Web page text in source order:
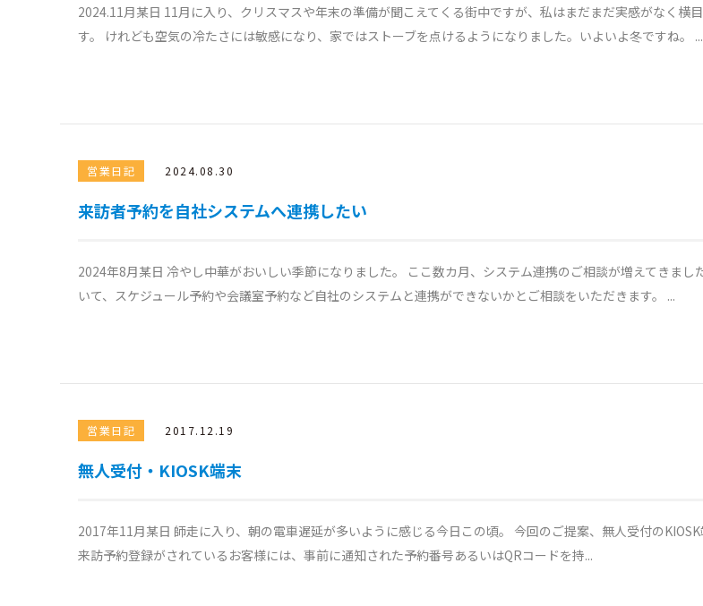
2024.11月某日 11月に入り、クリスマスや年末の準備が聞こえてくる街中ですが、私はまだまだ実感がなく横
す。 けれども空気の冷たさには敏感になり、家ではストーブを点けるようになりました。いよいよ冬ですね。 ...
営業日記 2024.08.30
来訪者予約を自社システムへ連携したい
2024年8月某日 冷やし中華がおいしい季節になりました。 ここ数カ月、システム連携のご相談が増えてきまし
いて、スケジュール予約や会議室予約など自社のシステムと連携ができないかとご相談をいただきます。 ...
営業日記 2017.12.19
無人受付・KIOSK端末
2017年11月某日 師走に入り、朝の電車遅延が多いように感じる今日この頃。 今回のご提案、無人受付のKIOSK
来訪予約登録がされているお客様には、事前に通知された予約番号あるいはQRコードを持...